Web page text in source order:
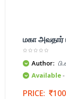
மகா அவதார்
Author:
Available
PRICE: